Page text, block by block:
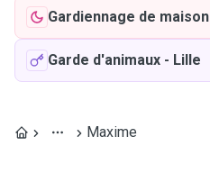
Gardiennage de maison
Garde d'animaux - Lille
Maxime